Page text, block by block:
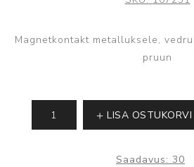
Magnetkontakt metalluksele,
pruun
LISA OSTUKORVI
Saadavus: 30